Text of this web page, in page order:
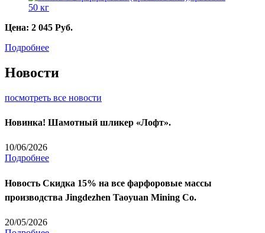
Цена: 2 045 Руб.
Подробнее
Новости
посмотреть все новости
Новинка! Шамотный шликер «Лофт».
10/06/2026
Подробнее
Новость Скидка 15% на все фарфоровые массы
производства Jingdezhen Taoyuan Mining Co.
20/05/2026